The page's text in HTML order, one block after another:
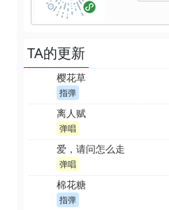
TA的更新
樱花草
指弹
离人赋
弹唱
爱，请问怎么走
弹唱
棉花糖
指弹